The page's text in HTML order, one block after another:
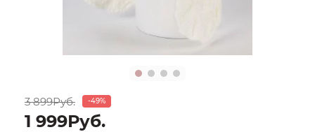
3 899Руб. -49%
1 999Руб.